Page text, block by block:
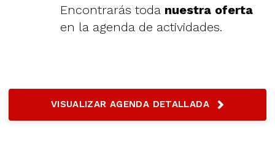
Encontrarás toda nuestra oferta
en la agenda de actividades.
VISUALIZAR AGENDA DETALLADA